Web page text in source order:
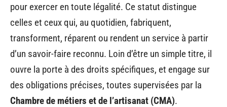
pour exercer en toute légalité. Ce statut distingue
celles et ceux qui, au quotidien, fabriquent,
transforment, réparent ou rendent un service à partir
d’un savoir-faire reconnu. Loin d’être un simple titre, il
ouvre la porte à des droits spécifiques, et engage sur
des obligations précises, toutes supervisées par la
Chambre de métiers et de l’artisanat (CMA).